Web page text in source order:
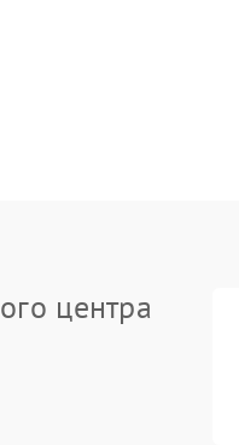
центра